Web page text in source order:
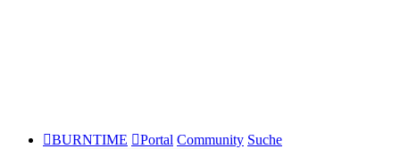
BURNTIME Portal Community Suche